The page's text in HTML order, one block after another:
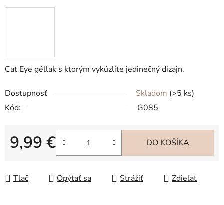
Cat Eye géllak s ktorým vykúzlite jedinečný dizajn.
Dostupnosť Skladom (>5 ks)
Kód:
G085
9,99 €
Jednotková cena:
DO KOŠÍKA
Tlač Opýtať sa Strážiť Zdieľať